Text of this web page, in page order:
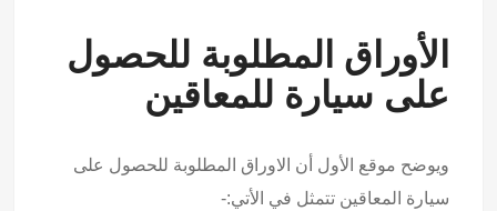
الأوراق المطلوبة للحصول
على سيارة للمعاقين
ويوضح موقع الأول أن الاوراق المطلوبة للحصول على
سيارة المعاقين تتمثل في الأتي:-